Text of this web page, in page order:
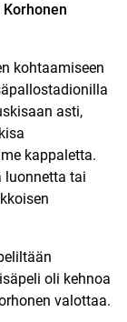
Korhonen
kohtaamiseen
asti,
kappaletta.
luonnetta tai
oli kehnoa
valottaa.